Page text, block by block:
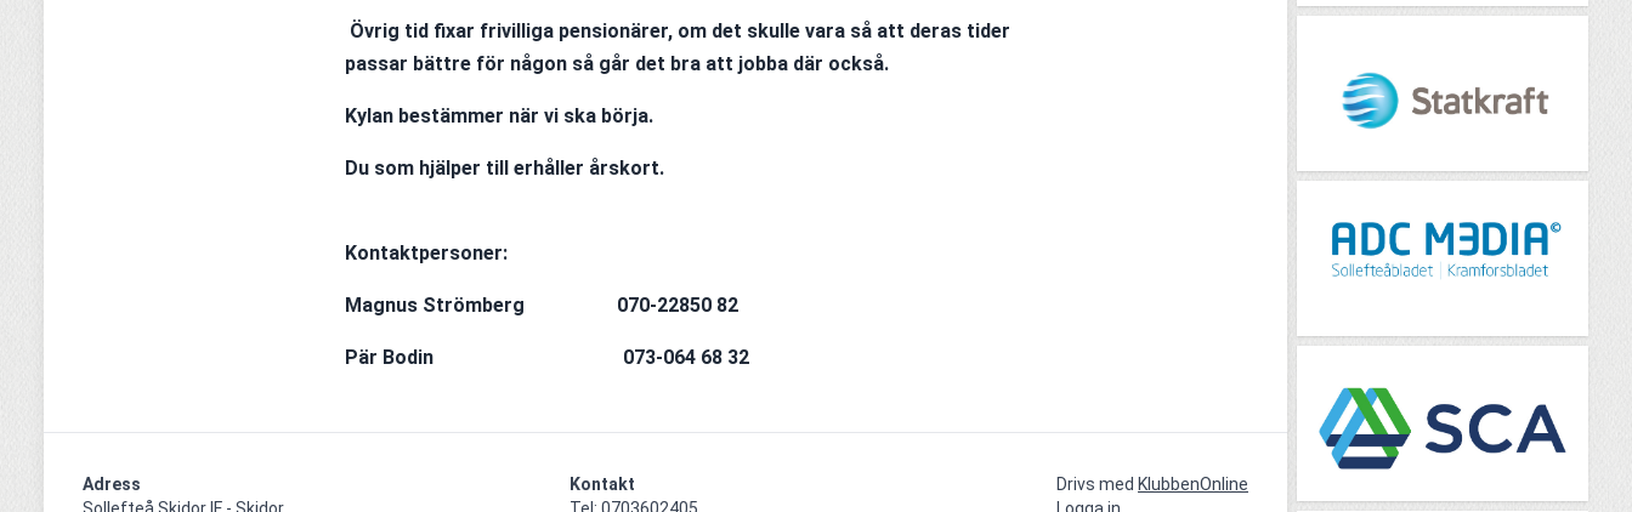
Övrig tid fixar frivilliga pensionärer, om det skulle vara så att deras tider
passar bättre för någon så går det bra att jobba där också.
Kylan bestämmer när vi ska börja.
Du som hjälper till erhåller årskort.
Kontaktpersoner:
Magnus Strömberg                   070-22850 82
Pär Bodin                                       073-064 68 32
Adress
Kontakt
Drivs med KlubbenOnline